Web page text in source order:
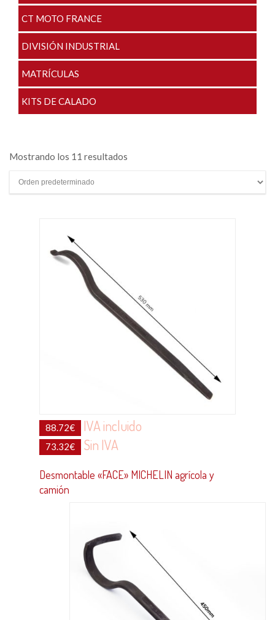
CT MOTO FRANCE
DIVISIÓN INDUSTRIAL
MATRÍCULAS
KITS DE CALADO
Mostrando los 11 resultados
88.72€ IVA incluido
73.32€ Sin IVA
Desmontable «FACE» MICHELIN agrícola y
camión